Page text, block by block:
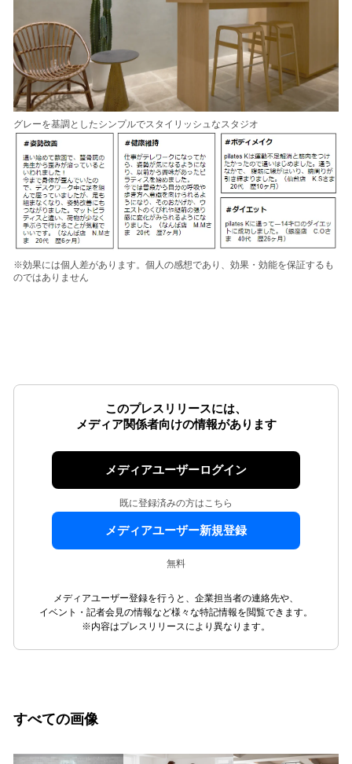
グレーを基調としたシンプルでスタイリッシュなスタジオ
※効果には個人差があります。個人の感想であり、効果・効能を保証するも
のではありません
このプレスリリースには、
メディア関係者向けの情報があります
メディアユーザーログイン
既に登録済みの方はこちら
メディアユーザー新規登録
無料
メディアユーザー登録を行うと、企業担当者の連絡先や、
イベント・記者会見の情報など様々な特記情報を閲覧できます。
※内容はプレスリリースにより異なります。
すべての画像